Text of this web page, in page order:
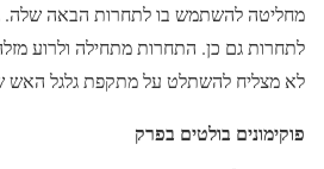
מחליטה להשתמש בו לתחרות הבאה שלה.
לתחרות גם כן. התחרות מתחילה ולרוע
לא מצליח להשתלט על מתקפת גלגל האש
פוקימונים בולטים בפרק